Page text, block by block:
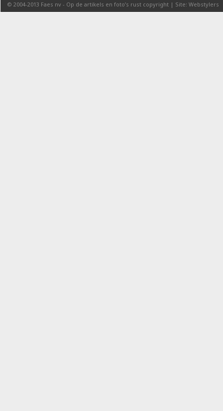
© 2004-2013 Faes nv - Op de artikels en foto’s rust copyright | Site: Webstylers